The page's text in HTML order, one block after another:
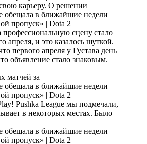
карьеру. О решении
профессиональную сцену стало
апреля, и это казалось шуткой.
первого апреля у Густава день
объявление стало знаковым.
матчей за
Pushka League мы подмечали,
в некоторых местах. Было